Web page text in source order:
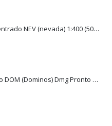
Lava Autos Concentrado NEV (nevada) 1:400 (500ml)
Limpador Multiuso DOM (Dominos) Dmg Pronto P/Uso (500ml)